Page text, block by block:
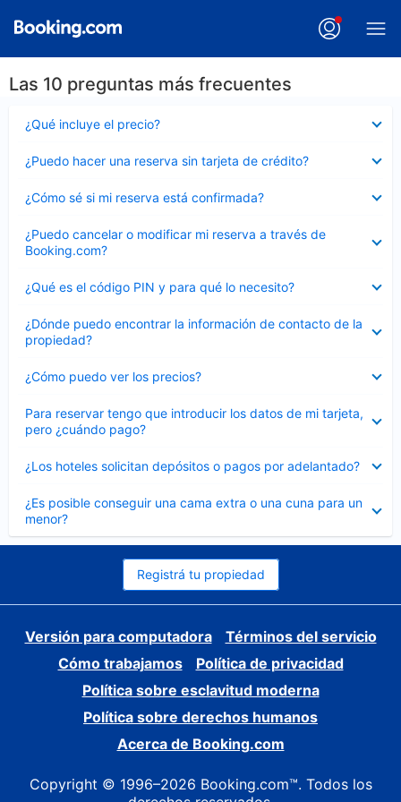
Las 10 preguntas más frecuentes
¿Qué incluye el precio?
cerrado
¿Puedo hacer una reserva sin tarjeta de crédito?
cerrado
¿Cómo sé si mi reserva está confirmada?
cerrado
¿Puedo cancelar o modificar mi reserva a través de
Booking.com?
cerrado
¿Qué es el código PIN y para qué lo necesito?
cerrado
¿Dónde puedo encontrar la información de contacto de la
propiedad?
cerrado
¿Cómo puedo ver los precios?
cerrado
Para reservar tengo que introducir los datos de mi tarjeta,
pero ¿cuándo pago?
cerrado
¿Los hoteles solicitan depósitos o pagos por adelantado?
cerrado
¿Es posible conseguir una cama extra o una cuna para un
menor?
cerrado
Registrá tu propiedad
Versión para computadora
Términos del servicio
Cómo trabajamos
Política de privacidad
Política sobre esclavitud moderna
Política sobre derechos humanos
Acerca de Booking.com
Copyright © 1996–2026 Booking.com™. Todos los